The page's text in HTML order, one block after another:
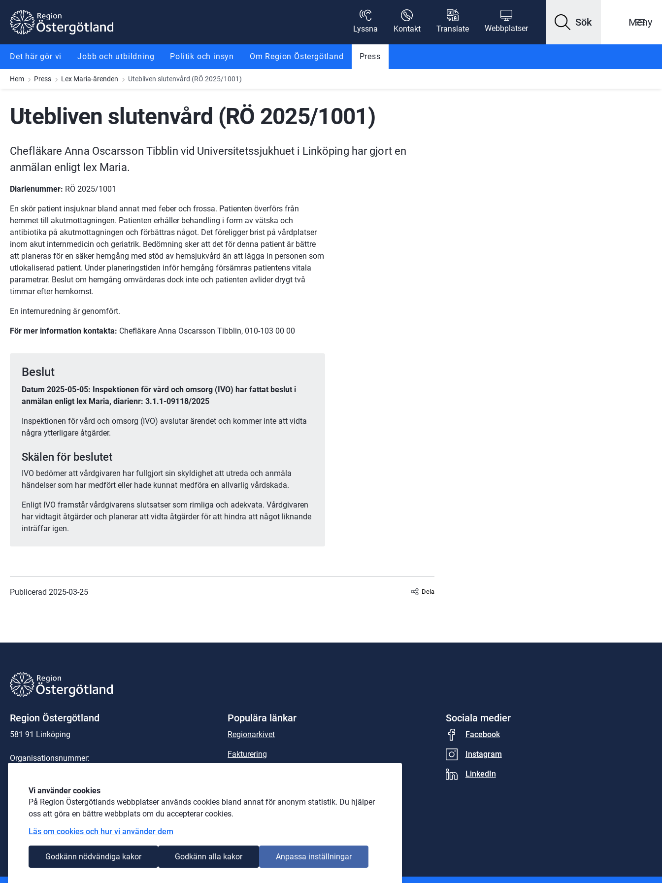
Vi använder cookies
På Region Östergötlands webbplatser används cookies bland annat för anonym statistik. Du hjälper
oss att göra en bättre webbplats om du accepterar cookies.
Läs om cookies och hur vi använder dem
Godkänn nödvändiga kakor Godkänn alla kakor Anpassa inställningar
Gå till innehåll
Gå till meny
Gå till sidfot
Lyssna
Kontakt Translate Webbplatser
Sök Meny
Det här gör vi Jobb och utbildning Politik och insyn Om Region Östergötland Press
Hem Press Lex Maria-ärenden Utebliven slutenvård (RÖ 2025/1001)
Utebliven slutenvård (RÖ 2025/1001)
Chefläkare Anna Oscarsson Tibblin vid Universitetssjukhuet i Linköping har gjort en
anmälan enligt lex Maria.
Diarienummer: RÖ 2025/1001
En skör patient insjuknar bland annat med feber och frossa. Patienten överförs från
hemmet till akutmottagningen. Patienten erhåller behandling i form av vätska och
antibiotika på akutmottagningen och förbättras något. Det föreligger brist på vårdplatser
inom akut internmedicin och geriatrik. Bedömning sker att det för denna patient är bättre
att planeras för en säker hemgång med stöd av hemsjukvård än att lägga in personen som
utlokaliserad patient. Under planeringstiden inför hemgång försämras patientens vitala
parametrar. Beslut om hemgång omvärderas dock inte och patienten avlider drygt två
timmar efter hemkomst.
En internuredning är genomfört.
För mer information kontakta: Chefläkare Anna Oscarsson Tibblin, 010-103 00 00
Beslut
Datum 2025-05-05: Inspektionen för vård och omsorg (IVO) har fattat beslut i
anmälan enligt lex Maria, diarienr: 3.1.1-09118/2025
Inspektionen för vård och omsorg (IVO) avslutar ärendet och kommer inte att vidta
några ytterligare åtgärder.
Skälen för beslutet
IVO bedömer att vårdgivaren har fullgjort sin skyldighet att utreda och anmäla
händelser som har medfört eller hade kunnat medföra en allvarlig vårdskada.
Enligt IVO framstår vårdgivarens slutsatser som rimliga och adekvata. Vårdgivaren
har vidtagit åtgärder och planerar att vidta åtgärder för att hindra att något liknande
inträffar igen.
Publicerad 2025-03-25 Dela
Region Östergötland
581 91 Linköping
Organisationsnummer:
Telefon: 010-103 00 00 (växel)
region@regionostergotland.se
Populära länkar
Regionarkivet
Fakturering
Rättspsykiatriska regionkliniken
Sociala medier
Facebook
Instagram
LinkedIn